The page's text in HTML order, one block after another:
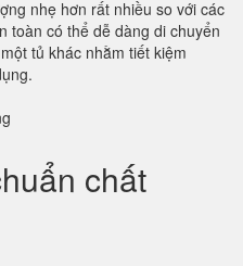
nhẹ hơn rất nhiều so với các
toàn có thể dễ dàng di chuyển
tủ khác nhằm tiết kiệm
chất